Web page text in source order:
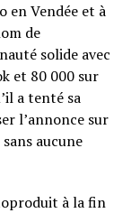
en Vendée et à
de
solide avec
et 80 000 sur
a tenté sa
l’annonce sur
aucune
à la fin